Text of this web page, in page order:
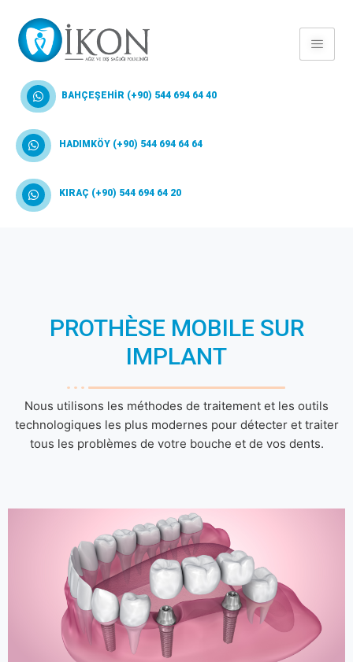
BAHÇEŞEHİR (+90) 544 694 64 40
HADIMKÖY (+90) 544 694 64 64
KIRAÇ (+90) 544 694 64 20
PROTHÈSE MOBILE SUR
IMPLANT
Nous utilisons les méthodes de traitement et les outils
technologiques les plus modernes pour détecter et traiter
tous les problèmes de votre bouche et de vos dents.